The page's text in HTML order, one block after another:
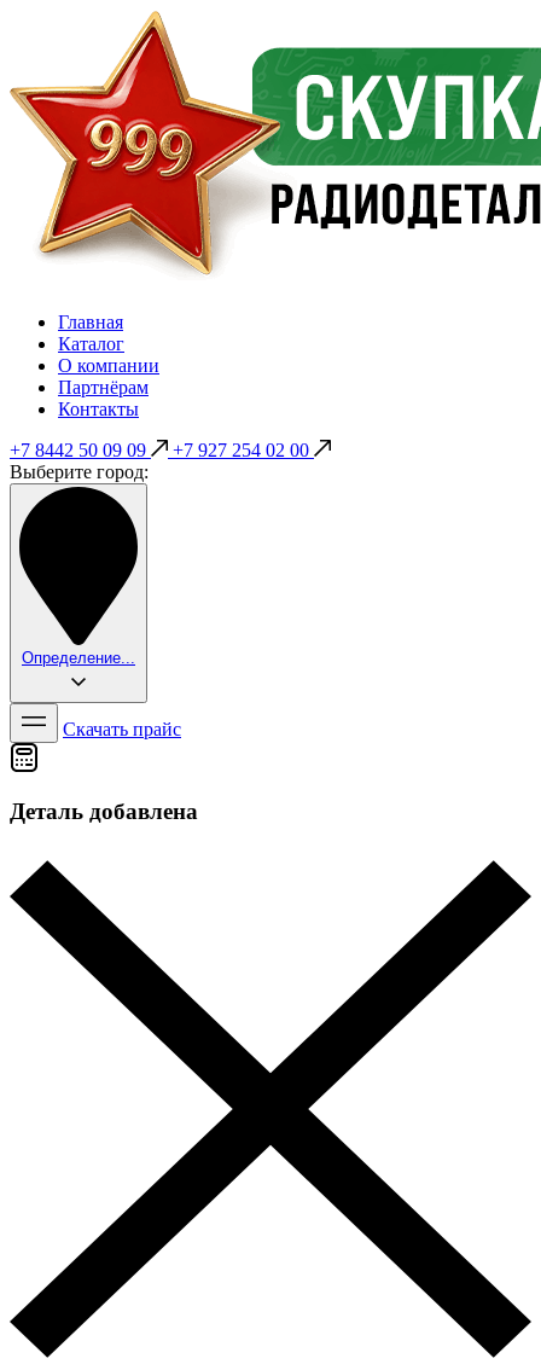
Главная
Каталог
О компании
Партнёрам
Контакты
+7 8442 50 09 09
+7 927 254 02 00
Выберите город:
Определение...
Скачать прайс
Деталь добавлена